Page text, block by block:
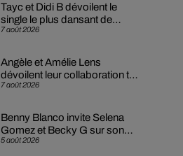
7 août 2026
Tayc et Didi B dévoilent le
single le plus dansant de
l’année
7 août 2026
Angèle et Amélie Lens
dévoilent leur collaboration tant
attendue
5 août 2026
Benny Blanco invite Selena
Gomez et Becky G sur son
nouveau single